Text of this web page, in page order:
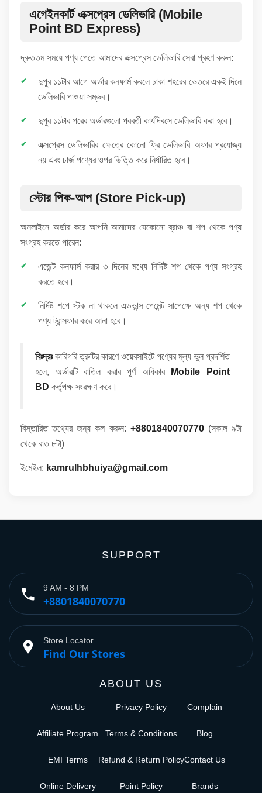
এগেইনকার্ট এক্সপ্রেস ডেলিভারি (Mobile
Point BD Express)
দ্রুততম সময়ে পণ্য পেতে আমাদের এক্সপ্রেস ডেলিভারি সেবা গ্রহণ করুন:
দুপুর ১১টার আগে অর্ডার কনফার্ম করলে ঢাকা শহরের ভেতরে একই দিনে
ডেলিভারি পাওয়া সম্ভব।
দুপুর ১১টার পরের অর্ডারগুলো পরবর্তী কার্যদিবসে ডেলিভারি করা হবে।
এক্সপ্রেস ডেলিভারির ক্ষেত্রে কোনো ফ্রি ডেলিভারি অফার প্রযোজ্য
নয় এবং চার্জ পণ্যের ওপর ভিত্তি করে নির্ধারিত হবে।
স্টোর পিক-আপ (Store Pick-up)
অনলাইনে অর্ডার করে আপনি আমাদের যেকোনো ব্রাঞ্চ বা শপ থেকে পণ্য
সংগ্রহ করতে পারেন:
এজেন্ট কনফার্ম করার ৩ দিনের মধ্যে নির্দিষ্ট শপ থেকে পণ্য সংগ্রহ
করতে হবে।
নির্দিষ্ট শপে স্টক না থাকলে এডভান্স পেমেন্ট সাপেক্ষে অন্য শপ থেকে
পণ্য ট্রান্সফার করে আনা হবে।
বিঃদ্রঃকারিগরি ত্রুটির কারণে ওয়েবসাইটে পণ্যের মূল্য ভুল প্রদর্শিত
হলে, অর্ডারটি বাতিল করার পূর্ণ অধিকার
Mobile Point
BD কর্তৃপক্ষ সংরক্ষণ করে।
বিস্তারিত তথ্যের জন্য কল করুন: +8801840070770(সকাল ৯টা
থেকে রাত ৮টা)
ইমেইল: kamrulhbhuiya@gmail.com
SUPPORT
phone 9 AM - 8 PM
+8801840070770
place Store Locator
Find Our Stores
ABOUT US
About Us
Affiliate Program
EMI Terms
Online Delivery
Privacy Policy
Terms & Conditions
Refund & Return Policy
Point Policy
Complain
Blog
Contact Us
Brands